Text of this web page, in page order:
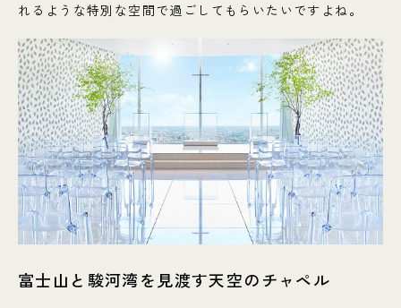
れるような特別な空間で過ごしてもらいたいですよね。
富士山と駿河湾を見渡す天空のチャペル